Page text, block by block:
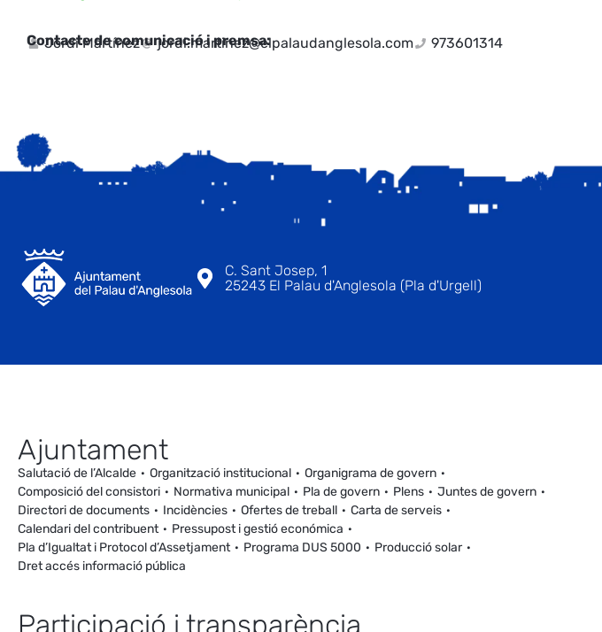
Contacte de comunicació i premsa:
Jordi Martínez jordi.martinez@elpalaudanglesola.com 973601314
C. Sant Josep, 1
25243 El Palau d'Anglesola (Pla d'Urgell)
Ajuntament
Salutació de l’Alcalde Organització institucional
Organigrama de govern
Composició del consistori
Normativa municipal Pla de govern Plens
Juntes de govern
Directori de documents
Incidències Ofertes de treball
Carta de serveis
Calendari del contribuent
Pressupost i gestió económica
Pla d’Igualtat i Protocol d’Assetjament
Programa DUS 5000
Producció solar
Dret accés informació pública
Participació i transparència